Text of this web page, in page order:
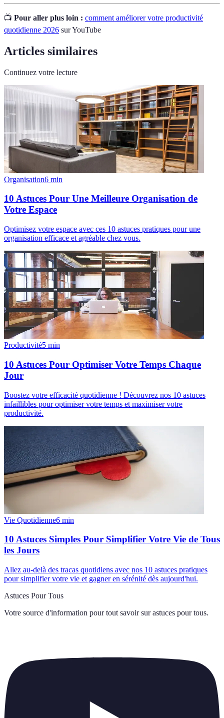
📺 Pour aller plus loin : comment améliorer votre productivité
quotidienne 2026 sur YouTube
Articles similaires
Continuez votre lecture
Organisation6 min
10 Astuces Pour Une Meilleure Organisation de
Votre Espace
Optimisez votre espace avec ces 10 astuces pratiques pour une
organisation efficace et agréable chez vous.
Productivité5 min
10 Astuces Pour Optimiser Votre Temps Chaque
Jour
Boostez votre efficacité quotidienne ! Découvrez nos 10 astuces
infaillibles pour optimiser votre temps et maximiser votre
productivité.
Vie Quotidienne6 min
10 Astuces Simples Pour Simplifier Votre Vie de Tous
les Jours
Allez au-delà des tracas quotidiens avec nos 10 astuces pratiques
pour simplifier votre vie et gagner en sérénité dès aujourd'hui.
Astuces Pour Tous
Votre source d'information pour tout savoir sur astuces pour tous.